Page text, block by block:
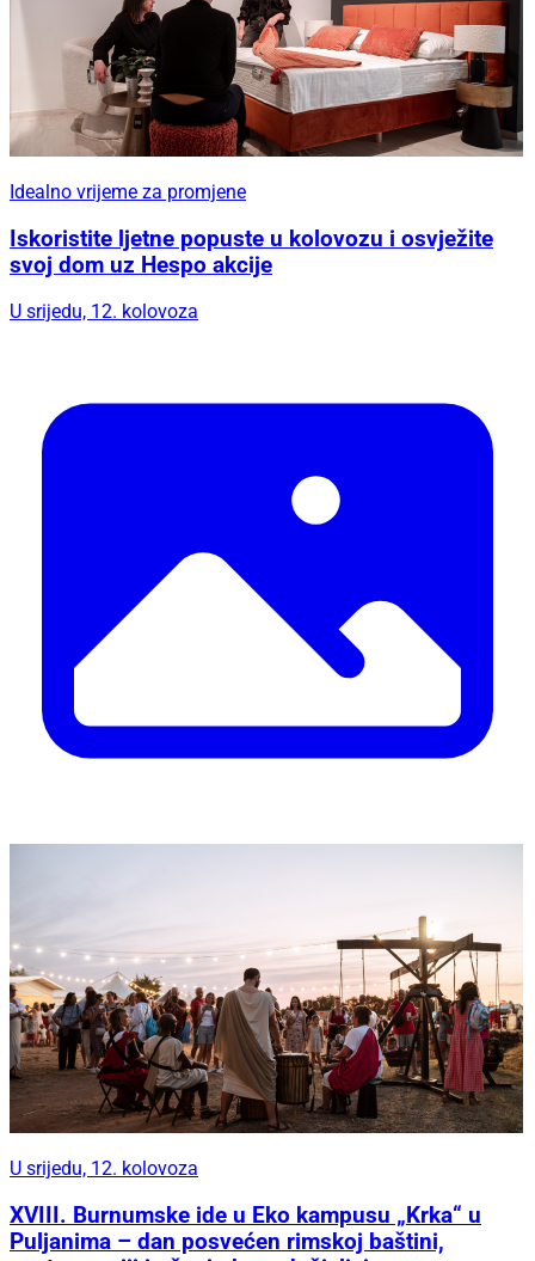
Idealno vrijeme za promjene
Iskoristite ljetne popuste u kolovozu i osvježite
svoj dom uz Hespo akcije
U srijedu, 12. kolovoza
U srijedu, 12. kolovoza
XVIII. Burnumske ide u Eko kampusu „Krka“ u
Puljanima – dan posvećen rimskoj baštini,